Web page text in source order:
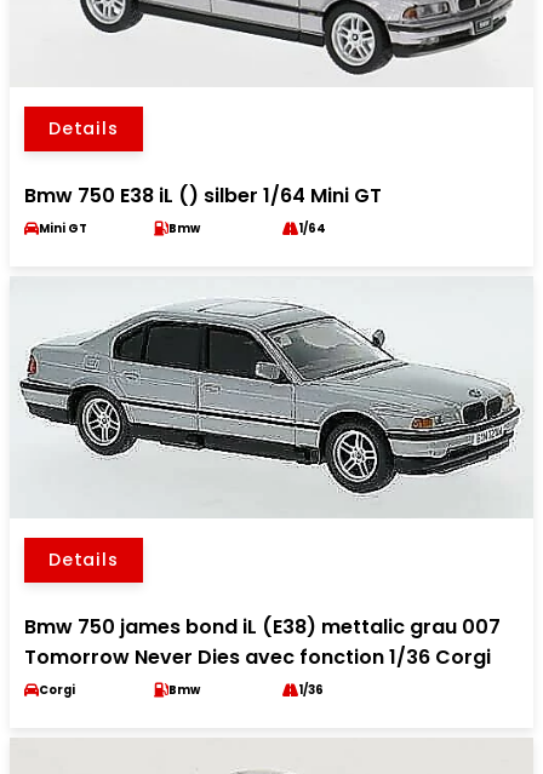
Details
Bmw 750 E38 iL () silber 1/64 Mini GT
Mini GT Bmw 1/64
Details
Bmw 750 james bond iL (E38) mettalic grau 007
Tomorrow Never Dies avec fonction 1/36 Corgi
Corgi Bmw 1/36